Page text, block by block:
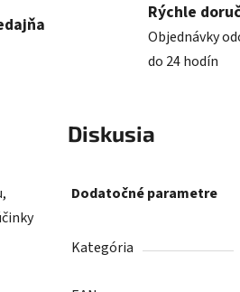
Rýchle
Objednávky
do 24 hodín
Diskusia
Dodatočné parametre
Kategória